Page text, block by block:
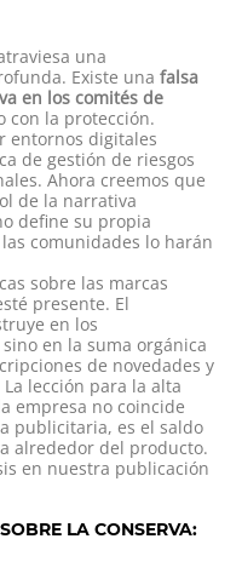
una
Existe unafalsa
en los comités de
con la protección.
entornos digitales
de gestión de riesgos
Ahora creemos que
de la narrativa
define su propia
comunidades lo harán
sobre las marcas
presente. El
en los
en la suma orgánica
de novedades y
lección para la alta
empresa no coincide
publicitaria, es el saldo
alrededor del producto.
en nuestra publicación
LA CONSERVA: